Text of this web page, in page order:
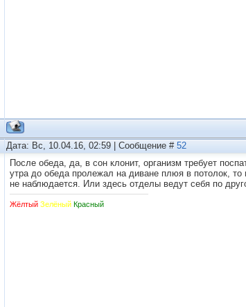
Дата: Вс, 10.04.16, 02:59 | Сообщение # 52
После обеда, да, в сон клонит, организм требует
утра до обеда пролежал на диване плюя в потолок, то
не наблюдается. Или здесь отделы ведут себя по
Жёлтый Зелёный Красный